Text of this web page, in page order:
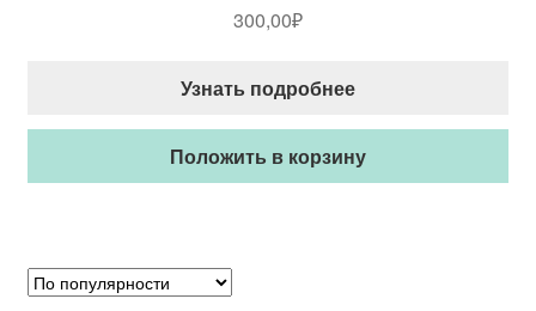
300,00₽
Узнать подробнее
Положить в корзину